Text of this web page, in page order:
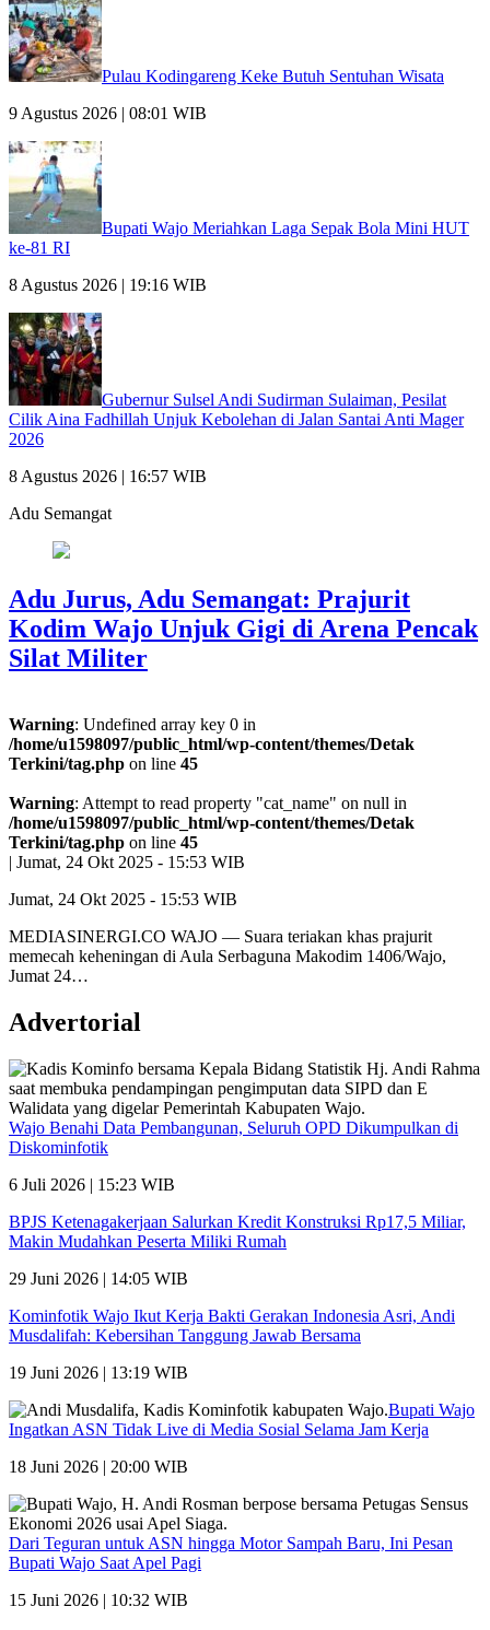
Pulau Kodingareng Keke Butuh Sentuhan Wisata
9 Agustus 2026 | 08:01 WIB
Bupati Wajo Meriahkan Laga Sepak Bola Mini HUT
ke-81 RI
8 Agustus 2026 | 19:16 WIB
Gubernur Sulsel Andi Sudirman Sulaiman, Pesilat
Cilik Aina Fadhillah Unjuk Kebolehan di Jalan Santai Anti Mager
2026
8 Agustus 2026 | 16:57 WIB
Adu Semangat
Adu Jurus, Adu Semangat: Prajurit
Kodim Wajo Unjuk Gigi di Arena Pencak
Silat Militer
Warning: Undefined array key 0 in
/home/u1598097/public_html/wp-content/themes/Detak
Terkini/tag.php on line 45
Warning: Attempt to read property "cat_name" on null in
/home/u1598097/public_html/wp-content/themes/Detak
Terkini/tag.php on line 45
| Jumat, 24 Okt 2025 - 15:53 WIB
Jumat, 24 Okt 2025 - 15:53 WIB
MEDIASINERGI.CO WAJO — Suara teriakan khas prajurit
memecah keheningan di Aula Serbaguna Makodim 1406/Wajo,
Jumat 24…
Advertorial
Wajo Benahi Data Pembangunan, Seluruh OPD Dikumpulkan di
Diskominfotik
6 Juli 2026 | 15:23 WIB
BPJS Ketenagakerjaan Salurkan Kredit Konstruksi Rp17,5 Miliar,
Makin Mudahkan Peserta Miliki Rumah
29 Juni 2026 | 14:05 WIB
Kominfotik Wajo Ikut Kerja Bakti Gerakan Indonesia Asri, Andi
Musdalifah: Kebersihan Tanggung Jawab Bersama
19 Juni 2026 | 13:19 WIB
Bupati Wajo
Ingatkan ASN Tidak Live di Media Sosial Selama Jam Kerja
18 Juni 2026 | 20:00 WIB
Dari Teguran untuk ASN hingga Motor Sampah Baru, Ini Pesan
Bupati Wajo Saat Apel Pagi
15 Juni 2026 | 10:32 WIB